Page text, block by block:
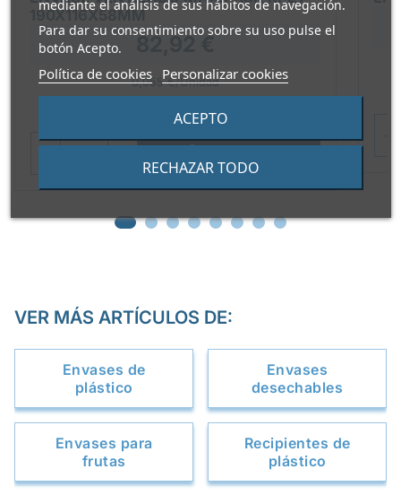
mediante el análisis de sus hábitos de navegación.
Para dar su consentimiento sobre su uso pulse el
botón Acepto.
Política de cookies Personalizar cookies
RECHAZAR TODO
ACEPTO
190X116X58MM
0,055 €/Unidad
Paquete de 1518 unidades
VER MÁS ARTÍCULOS DE:
Envases de
plástico
Envases
desechables
Envases para
frutas
Recipientes de
plástico